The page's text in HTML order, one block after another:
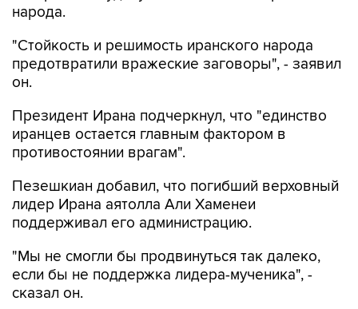
народа.
"Стойкость и решимость иранского народа
предотвратили вражеские заговоры", - заявил
он.
Президент Ирана подчеркнул, что "единство
иранцев остается главным фактором в
противостоянии врагам".
Пезешкиан добавил, что погибший верховный
лидер Ирана аятолла Али Хаменеи
поддерживал его администрацию.
"Мы не смогли бы продвинуться так далеко,
если бы не поддержка лидера-мученика", -
сказал он.